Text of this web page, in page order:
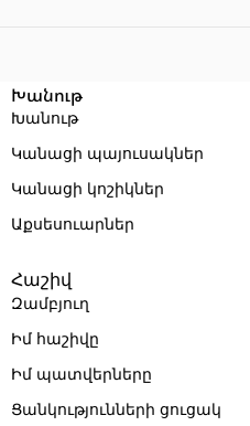
Խանութ
Խանութ
Կանացի պայուսակներ
Կանացի կոշիկներ
Աքսեսուարներ
Հաշիվ
Զամբյուղ
Իմ հաշիվը
Իմ պատվերները
Ցանկությունների ցուցակ